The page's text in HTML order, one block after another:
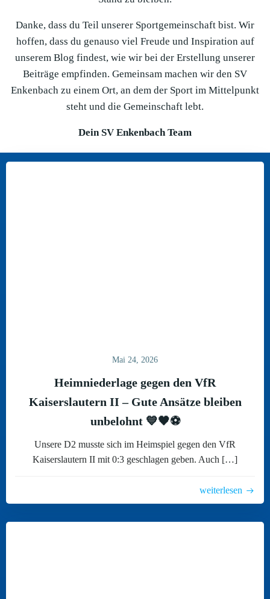
Danke, dass du Teil unserer Sportgemeinschaft bist. Wir
hoffen, dass du genauso viel Freude und Inspiration auf
unserem Blog findest, wie wir bei der Erstellung unserer
Beiträge empfinden. Gemeinsam machen wir den SV
Enkenbach zu einem Ort, an dem der Sport im Mittelpunkt
steht und die Gemeinschaft lebt.
Dein SV Enkenbach Team
Mai 24, 2026
Heimniederlage gegen den VfR
Kaiserslautern II – Gute Ansätze bleiben
unbelohnt 💙🖤⚽
Unsere D2 musste sich im Heimspiel gegen den VfR
Kaiserslautern II mit 0:3 geschlagen geben. Auch […]
weiterlesen